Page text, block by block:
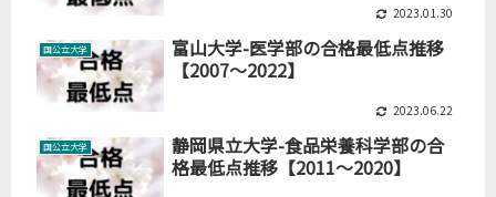
2023.01.30
国公立大学
富山大学-医学部の合格最低点推移
【2007～2022】
2023.06.22
国公立大学
静岡県立大学-食品栄養科学部の合
格最低点推移【2011～2020】